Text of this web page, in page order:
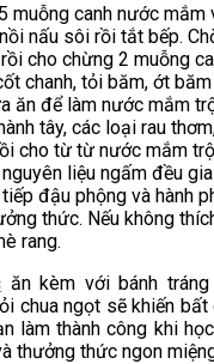
muỗng canh nước mắm
nấu sôi rồi tắt bếp.
cho chừng 2 muỗng
chanh, tỏi băm, ớt
ăn để làm nước mắm
tây, các loại rau
cho từ từ nước mắm
liệu ngấm đều
đậu phộng và hành
thức. Nếu không
rang.
ăn kèm với bánh
chua ngọt sẽ khiến
làm thành công khi
thưởng thức ngon